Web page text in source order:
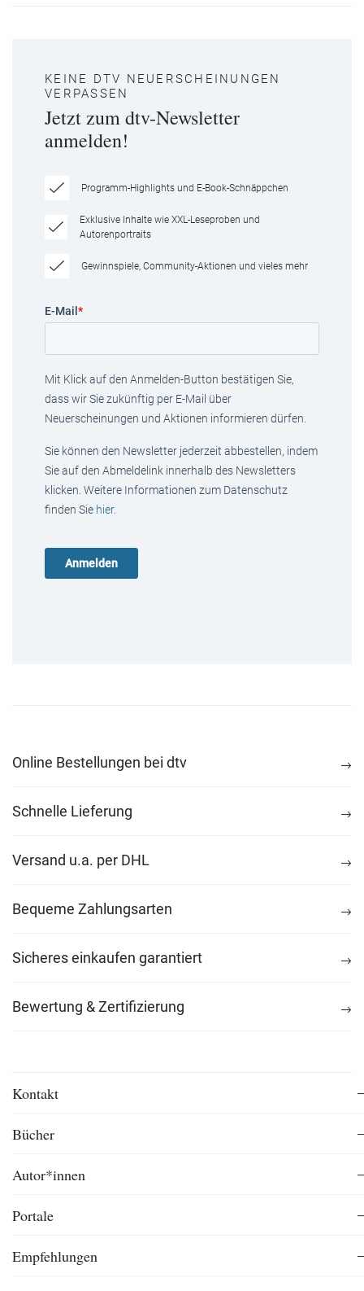
KEINE DTV NEUERSCHEINUNGEN
VERPASSEN
Jetzt zum dtv-Newsletter
anmelden!
Programm-Highlights und E-Book-Schnäppchen
Exklusive Inhalte wie XXL-Leseproben und
Autorenportraits
Gewinnspiele, Community-Aktionen und vieles mehr
E-Mail *
Mit Klick auf den Anmelden-Button bestätigen Sie,
dass wir Sie zukünftig per E-Mail über
Neuerscheinungen und Aktionen informieren dürfen.
Sie können den Newsletter jederzeit abbestellen, indem
Sie auf den Abmeldelink innerhalb des Newsletters
klicken. Weitere Informationen zum Datenschutz
finden Sie hier.
Online Bestellungen bei dtv
Schnelle Lieferung
Versand u.a. per DHL
Bequeme Zahlungsarten
Sicheres einkaufen garantiert
Bewertung & Zertifizierung
Kontakt
Bücher
Autor*innen
Portale
Empfehlungen